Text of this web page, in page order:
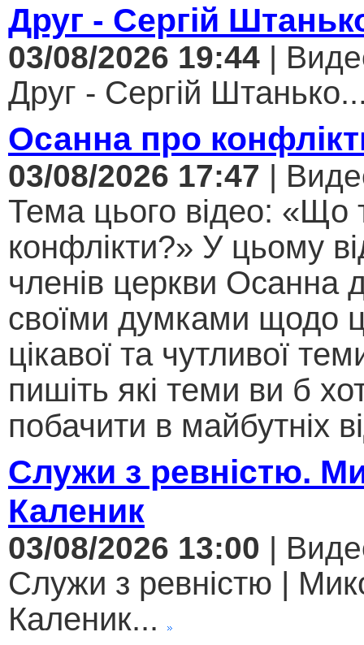
Друг - Сергій
03/08/2026 19:44 |
Друг - Сергій
Осанна про
03/08/2026 17:47 |
Тема цього відео: «Що
конфлікти?» У цьому
членів церкви Осанна
своїми думками щодо
цікавої та чутливої
пишіть які теми ви б
побачити в майбутніх
Служи з ревністю.
Каленик
03/08/2026 13:00 |
Служи з ревністю |
Каленик...